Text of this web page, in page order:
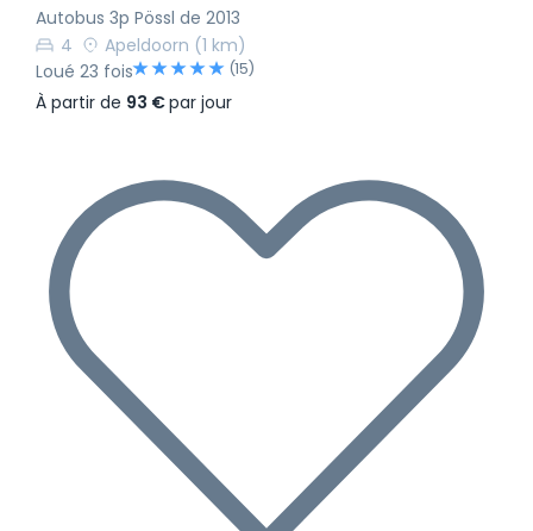
Autobus 3p Pössl de 2013
4
Apeldoorn (1 km)
Loué 23 fois
(15)
À partir de 93 €par jour